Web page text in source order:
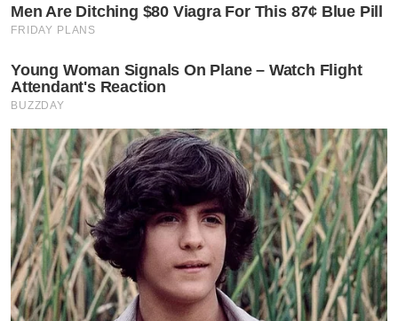
Men Are Ditching $80 Viagra For This 87¢ Blue Pill
FRIDAY PLANS
Young Woman Signals On Plane – Watch Flight
Attendant's Reaction
BUZZDAY